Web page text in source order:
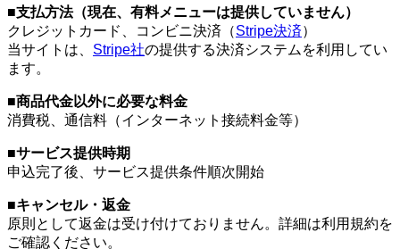
■支払方法（現在、有料メニューは提供していません）
クレジットカード、コンビニ決済（Stripe決済）
当サイトは、 Stripe社の提供する決済システムを利用してい
ます。
■商品代金以外に必要な料金
消費税、通信料（インターネット接続料金等）
■サービス提供時期
申込完了後、サービス提供条件順次開始
■キャンセル・返金
原則として返金は受け付けておりません。詳細は利用規約を
ご確認ください。